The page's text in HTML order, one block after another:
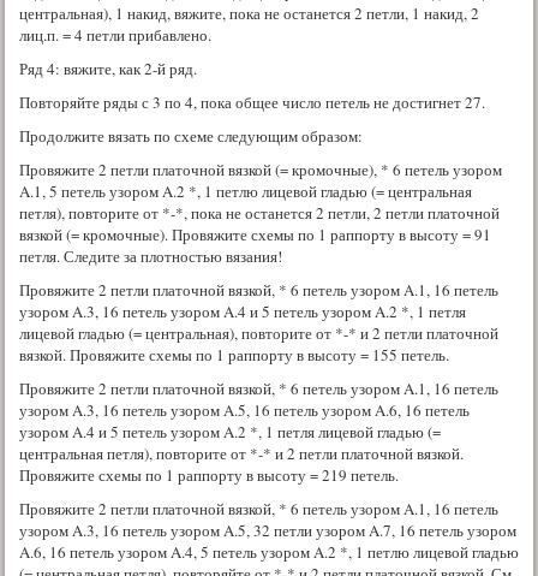
центральная), 1 накид, вяжите, пока не останется 2 петли, 1 накид, 2
лиц.п. = 4 петли прибавлено.
Ряд 4: вяжите, как 2-й ряд.
Повторяйте ряды с 3 по 4, пока общее число петель не достигнет 27.
Продолжите вязать по схеме следующим образом:
Провяжите 2 петли платочной вязкой (= кромочные), * 6 петель узором
A.1, 5 петель узором A.2 *, 1 петлю лицевой гладью (= центральная
петля), повторите от *-*, пока не останется 2 петли, 2 петли платочной
вязкой (= кромочные). Провяжите схемы по 1 раппорту в высоту = 91
петля. Следите за плотностью вязания!
Провяжите 2 петли платочной вязкой, * 6 петель узором A.1, 16 петель
узором A.3, 16 петель узором A.4 и 5 петель узором A.2 *, 1 петля
лицевой гладью (= центральная), повторите от *-* и 2 петли платочной
вязкой. Провяжите схемы по 1 раппорту в высоту = 155 петель.
Провяжите 2 петли платочной вязкой, * 6 петель узором A.1, 16 петель
узором A.3, 16 петель узором A.5, 16 петель узором A.6, 16 петель
узором A.4 и 5 петель узором A.2 *, 1 петля лицевой гладью (=
центральная петля), повторите от *-* и 2 петли платочной вязкой.
Провяжите схемы по 1 раппорту в высоту = 219 петель.
Провяжите 2 петли платочной вязкой, * 6 петель узором A.1, 16 петель
узором A.3, 16 петель узором A.5, 32 петли узором A.7, 16 петель узором
A.6, 16 петель узором A.4, 5 петель узором A.2 *, 1 петлю лицевой гладью